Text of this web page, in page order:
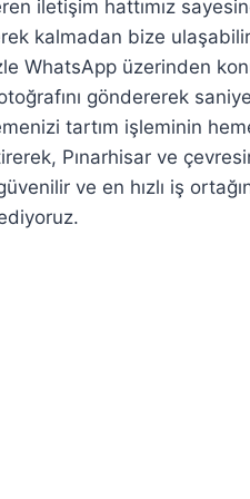
iletişim hattımız
kalmadan bize
WhatsApp üzerinden
göndererek
tartım işleminin
Pınarhisar ve
ve en hızlı iş